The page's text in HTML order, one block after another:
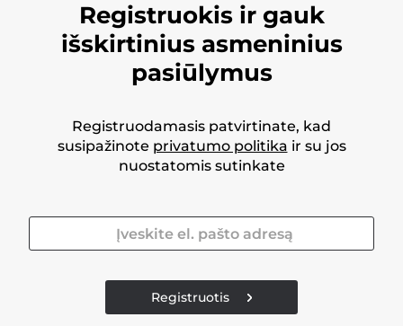
Registruokis ir gauk
išskirtinius asmeninius
pasiūlymus
Registruodamasis patvirtinate, kad
susipažinote privatumo politika ir su jos
nuostatomis sutinkate
Registruotis